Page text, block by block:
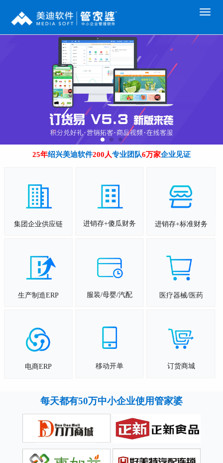
25年绍兴美迪软件200人专业团队6万家企业见证
集团企业供应链 进销存+傻瓜财务 进销存+标准财务
生产制造ERP 服装/母婴/汽配 医疗器械/医药
电商ERP 移动开单 订货商城
每天都有50万中小企业使用管家婆